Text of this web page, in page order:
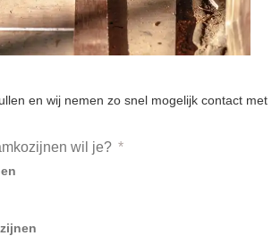
en wij nemen zo snel mogelijk contact met
wil je?